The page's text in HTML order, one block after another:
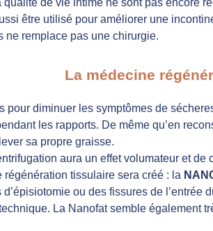
être utilisé pour améliorer une
ne remplace pas une chirurgie.
La médecine
pour diminuer les symptômes de
les rapports. De même qu’en
sa propre graisse.
aura un effet volumateur et
tissulaire sera créé : la
ou des fissures de l’entrée
La Nanofat semble également